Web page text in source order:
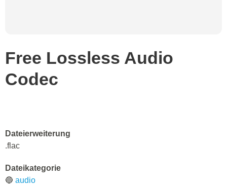
Free Lossless Audio
Codec
Dateierweiterung
.flac
Dateikategorie
🔵 audio